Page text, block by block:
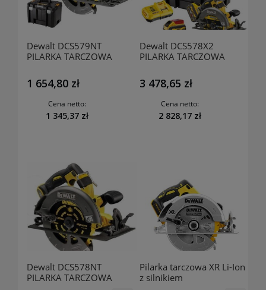
Dewalt DCS579NT
PILARKA TARCZOWA
FLEXVOLT 190MM 54V
0*AH TSTAK
1 654,80 zł
Cena netto:
1 345,37 zł
Dewalt DCS578X2
PILARKA TARCZOWA
190MM XR 54V 2*9.0AH
TSTAK
3 478,65 zł
Cena netto:
2 828,17 zł
Dewalt DCS578NT
PILARKA TARCZOWA
Pilarka tarczowa XR Li-Ion
z silnikiem